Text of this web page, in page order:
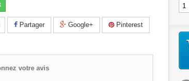
Partager Google+ Pinterest
votre avis